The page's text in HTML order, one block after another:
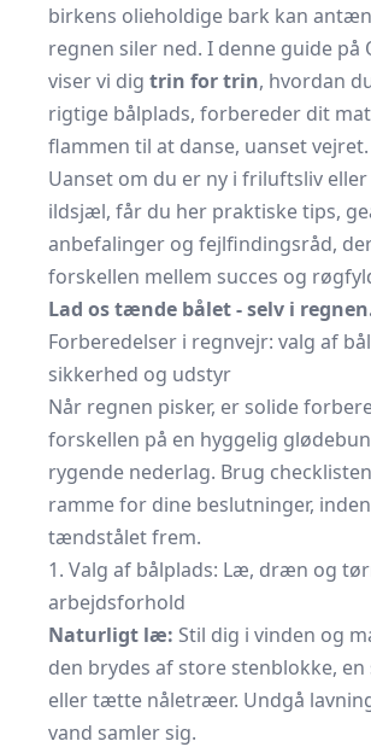
birkens olieholdige bark kan
regnen siler ned. I denne guide på
viser vi dig trin for trin, hvordan
rigtige bålplads, forbereder dit
flammen til at danse, uanset vejret.
Uanset om du er ny i friluftsliv
ildsjæl, får du her praktiske tips,
anbefalinger og fejlfindingsråd,
forskellen mellem succes og
Lad os tænde bålet - selv i
Forberedelser i regnvejr: valg af
sikkerhed og udstyr
Når regnen pisker, er solide
forskellen på en hyggelig
rygende nederlag. Brug
ramme for dine beslutninger,
tændstålet frem.
1. Valg af bålplads: Læ, dræn og
arbejdsforhold
Naturligt læ: Stil dig i vinden og
den brydes af store stenblokke,
eller tætte nåletræer. Undgå
vand samler sig.